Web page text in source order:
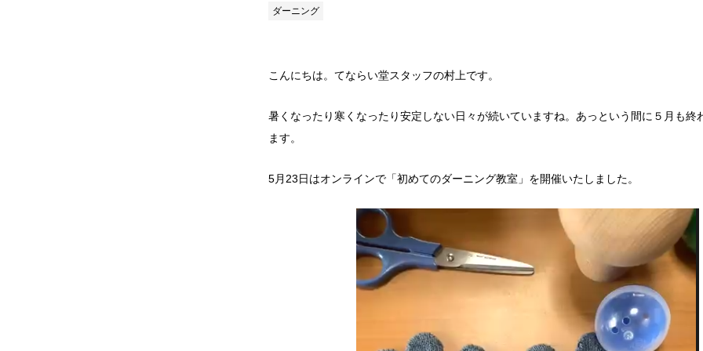
ダーニング
こんにちは。てならい堂スタッフの村上です。
暑くなったり寒くなったり安定しない日々が続いていますね。あっという間に５月も終
ます。
5月23日はオンラインで「初めてのダーニング教室」を開催いたしました。